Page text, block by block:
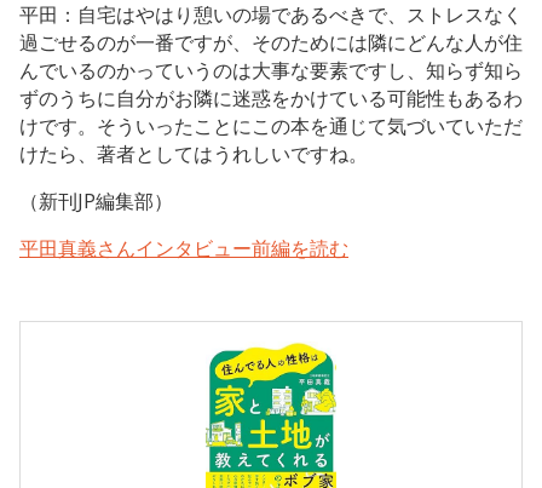
平田：自宅はやはり憩いの場であるべきで、ストレスなく
過ごせるのが一番ですが、そのためには隣にどんな人が住
んでいるのかっていうのは大事な要素ですし、知らず知ら
ずのうちに自分がお隣に迷惑をかけている可能性もあるわ
けです。そういったことにこの本を通じて気づいていただ
けたら、著者としてはうれしいですね。
（新刊JP編集部）
平田真義さんインタビュー前編を読む